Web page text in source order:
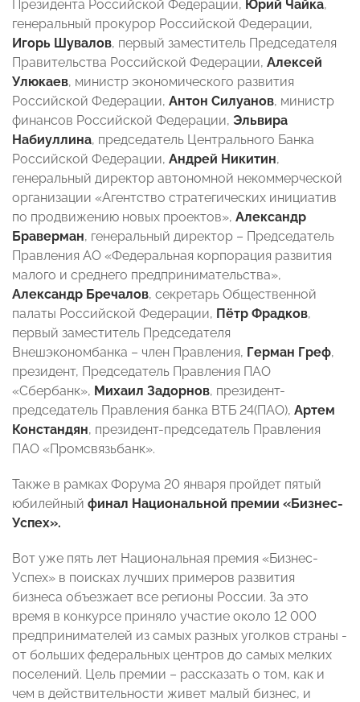
Президента Российской Федерации, Юрий Чайка,
генеральный прокурор Российской Федерации,
Игорь Шувалов, первый заместитель Председателя
Правительства Российской Федерации, Алексей
Улюкаев, министр экономического развития
Российской Федерации, Антон Силуанов, министр
финансов Российской Федерации, Эльвира
Набиуллина, председатель Центрального Банка
Российской Федерации, Андрей Никитин,
генеральный директор автономной некоммерческой
организации «Агентство стратегических инициатив
по продвижению новых проектов», Александр
Браверман, генеральный директор – Председатель
Правления АО «Федеральная корпорация развития
малого и среднего предпринимательства»,
Александр Бречалов, секретарь Общественной
палаты Российской Федерации, Пётр Фрадков,
первый заместитель Председателя
Внешэкономбанка – член Правления, Герман Греф,
президент, Председатель Правления ПАО
«Сбербанк», Михаил Задорнов, президент-
председатель Правления банка ВТБ 24(ПАО), Артем
Констандян, президент-председатель Правления
ПАО «Промсвязьбанк».
Также в рамках Форума 20 января пройдет пятый
юбилейный финал Национальной премии «Бизнес-
Успех».
Вот уже пять лет Национальная премия «Бизнес-
Успех» в поисках лучших примеров развития
бизнеса объезжает все регионы России. За это
время в конкурсе приняло участие около 12 000
предпринимателей из самых разных уголков страны -
от больших федеральных центров до самых мелких
поселений. Цель премии – рассказать о том, как и
чем в действительности живет малый бизнес, и